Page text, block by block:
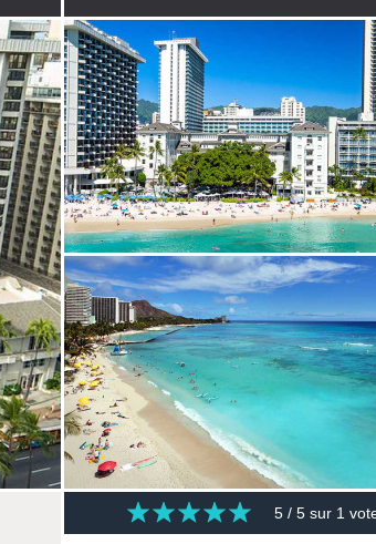
5 / 5 sur 1